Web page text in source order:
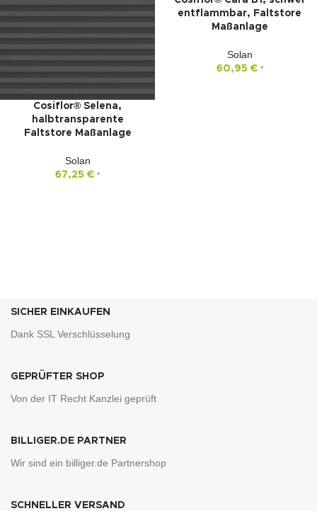
Cosiflor® Selena,
halbtransparente
Faltstore Maßanlage
Solan
67,25 € *
entflammbar, Faltstore
Maßanlage
Solan
60,95 € *
SICHER EINKAUFEN
Dank SSL Verschlüsselung
GEPRÜFTER SHOP
Von der IT Recht Kanzlei geprüft
BILLIGER.DE PARTNER
Wir sind ein billiger.de Partnershop
SCHNELLER VERSAND